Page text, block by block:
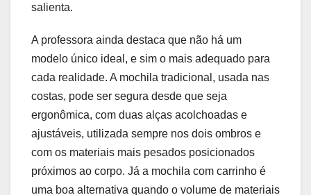
salienta.
A professora ainda destaca que não há um
modelo único ideal, e sim o mais adequado para
cada realidade. A mochila tradicional, usada nas
costas, pode ser segura desde que seja
ergonômica, com duas alças acolchoadas e
ajustáveis, utilizada sempre nos dois ombros e
com os materiais mais pesados posicionados
próximos ao corpo. Já a mochila com carrinho é
uma boa alternativa quando o volume de materiais